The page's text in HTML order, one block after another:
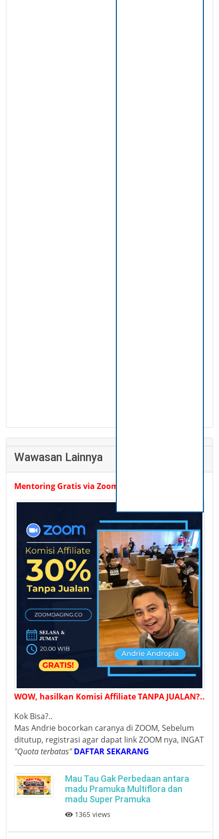
Wawasan Lainnya
Mentoring Gratis via Zoom
WOW, hasilkan Komisi Affiliate TANPA JUALAN?..
Kok Bisa?..
Mas Andrie bocorkan caranya di ZOOM, Sebelum
ditutup, registrasi agar dapat link ZOOM nya, INGAT
"Quota terbatas" DAFTAR SEKARANG
Mau Tau Gak Perbedaan antara
madu Pramuka Multiflora dan
madu Super Pramuka
1365 views